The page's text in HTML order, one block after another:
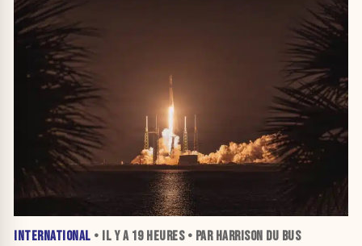
INTERNATIONAL • IL Y A 19 HEURES• PAR HARRISON DU BUS